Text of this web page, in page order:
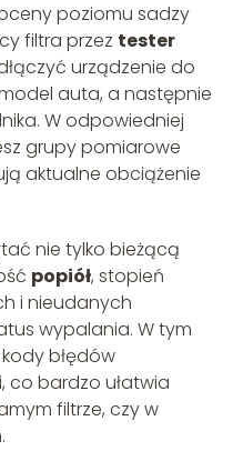
poziomu sadzy
filtra przez tester
urządzenie do
auta, a następnie
W odpowiedniej
grupy pomiarowe
aktualne obciążenie
nie tylko bieżącą
popiół, stopień
i nieudanych
wypalania. W tym
błędów
co bardzo ułatwia
filtrze, czy w